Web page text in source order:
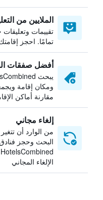
الملايين من
تقييمات وتعليقات
تمامًا. احجز
أفضل صفقات
ومكان إقامة
مقارنة أماكن
إلغاء مجاني
من الوارد أن
البحث وحجز
الإلغاء المجاني